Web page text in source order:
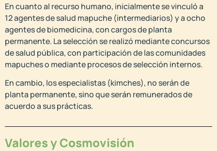
En cuanto al recurso humano, inicialmente se vinculó a
12 agentes de salud mapuche (intermediarios) y a ocho
agentes de biomedicina, con cargos de planta
permanente. La selección se realizó mediante concursos
de salud pública, con participación de las comunidades
mapuches o mediante procesos de selección internos.
En cambio, los especialistas (kimches), no serán de
planta permanente, sino que serán remunerados de
acuerdo a sus prácticas.
Valores y Cosmovisión